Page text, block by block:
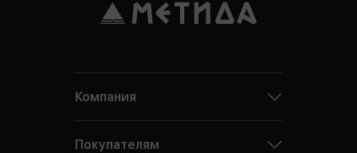
Компания
Покупателям